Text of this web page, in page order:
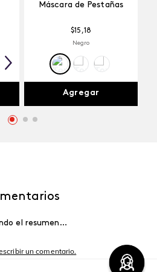
Máscara de Pestañas
$15 ,18
Negro
Agregar
el resumen…
un comentario.